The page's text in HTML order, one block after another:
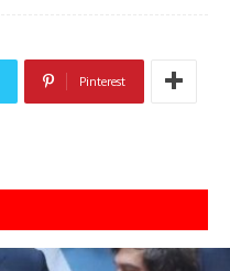
Pinterest